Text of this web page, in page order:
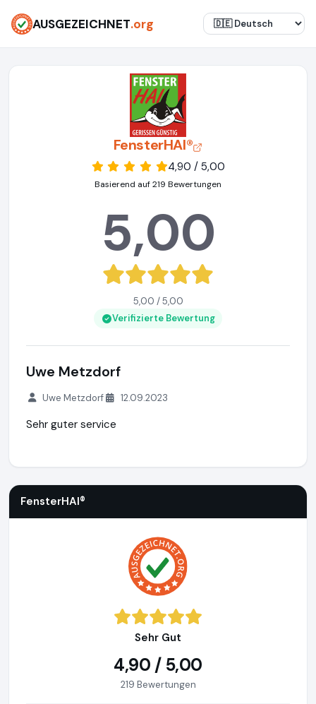
AUSGEZEICHNET.org
FensterHAI®
4,90 / 5,00
Basierend auf 219 Bewertungen
5,00
5,00 / 5,00
Verifizierte Bewertung
Uwe Metzdorf
Uwe Metzdorf 12.09.2023
Sehr guter service
FensterHAI®
Sehr Gut
4,90 / 5,00
219 Bewertungen